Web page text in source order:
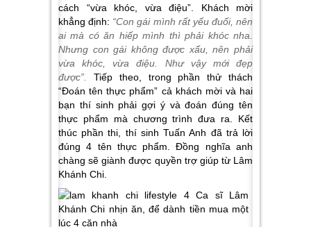
cách “vừa khóc, vừa điệu”. Khách mời
khẳng định: “Con gái mình rất yếu đuối, nên
ai mà có ăn hiếp mình thì phải khóc nha.
Nhưng con gái không được xấu, nên phải
vừa khóc, vừa điệu. Như vậy mới đẹp
được”.
Tiếp theo, trong phần thử thách
“Đoán tên thực phẩm” cả khách mời và hai
bạn thí sinh phải gợi ý và đoán đúng tên
thực phẩm mà chương trình đưa ra. Kết
thúc phần thi, thí sinh Tuấn Anh đã trả lời
đúng 4 tên thực phẩm. Đồng nghĩa anh
chàng sẽ giành được quyền trợ giúp từ Lâm
Khánh Chi.